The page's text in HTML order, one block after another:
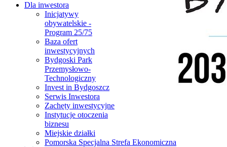
Dla inwestora
Inicjatywy
obywatelskie -
Program 25/75
Baza ofert
inwestycyjnych
Bydgoski Park
Przemysłowo-
Technologiczny
Invest in Bydgoszcz
Serwis Inwestora
Zachęty inwestycyjne
Instytucje otoczenia
biznesu
Miejskie działki
Pomorska Specjalna Strefa Ekonomiczna